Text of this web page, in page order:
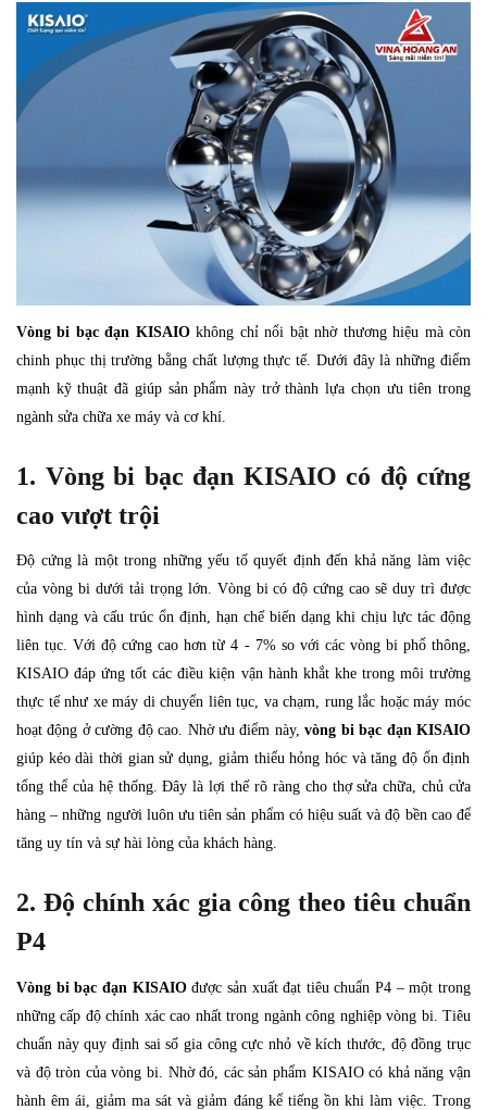
Vòng bi bạc đạn KISAIOkhông chỉ nổi bật nhờ thương hiệu mà còn
chinh phục thị trường bằng chất lượng thực tế. Dưới đây là những điểm
mạnh kỹ thuật đã giúp sản phẩm này trở thành lựa chọn ưu tiên trong
ngành sửa chữa xe máy và cơ khí.
1. Vòng bi bạc đạn KISAIO có độ cứng
cao vượt trội
Độ cứng là một trong những yếu tố quyết định đến khả năng làm việc
của vòng bi dưới tải trọng lớn. Vòng bi có độ cứng cao sẽ duy trì được
hình dạng và cấu trúc ổn định, hạn chế biến dạng khi chịu lực tác động
liên tục. Với độ cứng cao hơn từ 4 - 7% so với các vòng bi phổ thông,
KISAIO đáp ứng tốt các điều kiện vận hành khắt khe trong môi trường
thực tế như xe máy di chuyển liên tục, va chạm, rung lắc hoặc máy móc
hoạt động ở cường độ cao. Nhờ ưu điểm này,vòng bi bạc đạn KISAIO
giúp kéo dài thời gian sử dụng, giảm thiểu hỏng hóc và tăng độ ổn định
tổng thể của hệ thống. Đây là lợi thế rõ ràng cho thợ sửa chữa, chủ cửa
hàng – những người luôn ưu tiên sản phẩm có hiệu suất và độ bền cao để
tăng uy tín và sự hài lòng của khách hàng.
2. Độ chính xác gia công theo tiêu chuẩn
P4
Vòng bi bạc đạn KISAIOđược sản xuất đạt tiêu chuẩn P4 – một trong
những cấp độ chính xác cao nhất trong ngành công nghiệp vòng bi. Tiêu
chuẩn này quy định sai số gia công cực nhỏ về kích thước, độ đồng trục
và độ tròn của vòng bi. Nhờ đó, các sản phẩm KISAIO có khả năng vận
hành êm ái, giảm ma sát và giảm đáng kể tiếng ồn khi làm việc. Trong